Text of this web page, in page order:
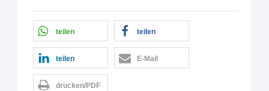
teilen teilen
teilen E-Mail
drucken/PDF